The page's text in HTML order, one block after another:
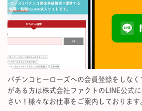
パチンコヒーローズへの会員登録をしなく
がある方は株式会社ファクトのLINE公式
さい！様々なお仕事をご案内しております